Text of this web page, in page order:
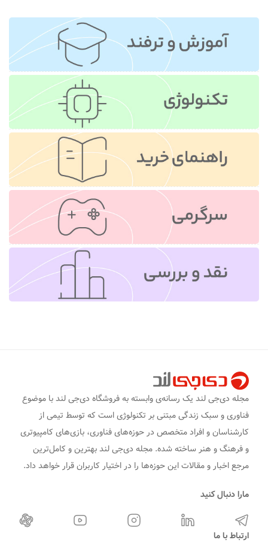
مجله دی‌جی لند یک رسانه‌ی وابسته به فروشگاه دی‌جی لند با موضوع
فناوری و سبک زندگی مبتنی بر تکنولوژی است که توسط تیمی از
کارشناسان و افراد متخصص در حوزه‌های فناوری، بازی‌های کامپیوتری
و فرهنگ و هنر ساخته شده. مجله دی‌جی لند بهترین و کامل‌ترین
مرجع اخبار و مقالات این حوزه‌ها را در اختیار کاربران قرار خواهد داد.
مارا دنبال کنید
ارتباط با ما